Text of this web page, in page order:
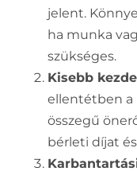
jelent.
ha munka
szükséges.
Kisebb
ellentétben a
összegű
bérleti díjat